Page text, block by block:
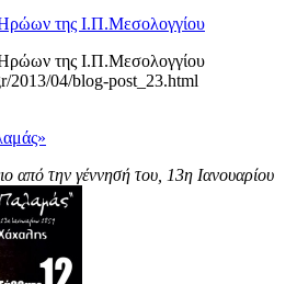
της Ι.Π.Μεσολογγίου
της Ι.Π.Μεσολογγίου
2013/04/blog-post_23.html
από την γέννησή του, 13η Ιανουαρίου